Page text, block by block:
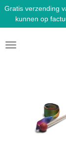
Ga
direct
naar
de
hoofdinhoud
Gratis verzending
kunnen op